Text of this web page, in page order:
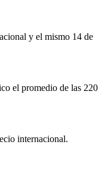
y el mismo 14 de
el promedio de las 220
internacional.